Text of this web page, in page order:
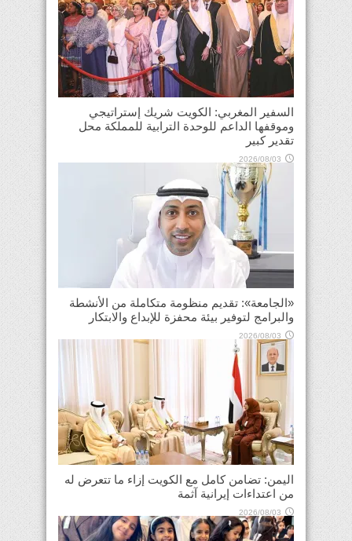
السفير المغربي: الكويت شريك إستراتيجي
وموقفها الداعم للوحدة الترابية للمملكة محل
تقدير كبير
2026/08/03
«الجامعة»: تقديم منظومة متكاملة من الأنشطة
والبرامج لتوفير بيئة محفزة للإبداع والابتكار
2026/08/03
اليمن: تضامن كامل مع الكويت إزاء ما تتعرض له
من اعتداءات إيرانية آثمة
2026/08/03